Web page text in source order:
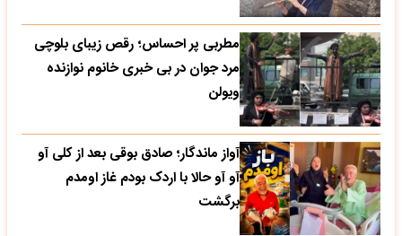
مطربی پر احساس؛ رقص زیبای بلوچی
مرد جوان در بی خبری خانوم نوازنده
ویولن
آواز ماندگار؛ صادق بوقی بعد از کلی آو
آو آو حالا با اردک بودم غاز اومدم
برگشت